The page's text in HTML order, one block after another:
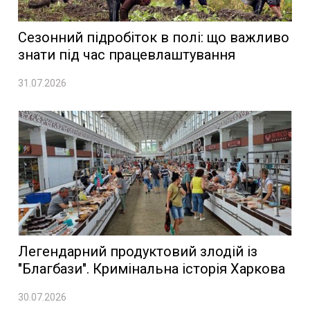
Сезонний підробіток в полі: що важливо
знати під час працевлаштування
31.07.2026
Легендарний продуктовий злодій із
"Благбази". Кримінальна історія Харкова
30.07.2026